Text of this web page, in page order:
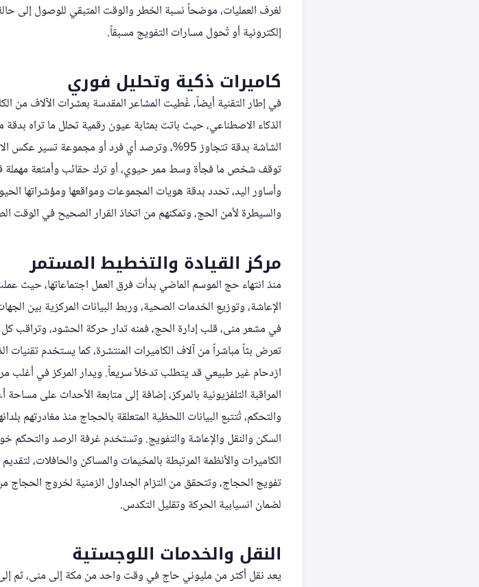
لغرف العمليات، موضحاً نسبة الخطر والوقت المتبقي للوصول إلى حالة
إلكترونية أو تُحول مسارات التفويج مسبقاً.
كاميرات ذكية وتحليل فوري
في إطار التقنية أيضاً، غُطيت المشاعر المقدسة بعشرات الآلاف من
الذكاء الاصطناعي، حيث باتت بمثابة عيون رقمية تحلل ما تراه
الشاشة بدقة تتجاوز 95%، وترصد أي فرد أو مجموعة
توقف شخص ما فجأة وسط ممر حيوي، أو ترك حقائب وأمتعة مهملة
وأساور اليد، تحدد بدقة هويات المجموعات ومواقعها ومؤشراتها
والسيطرة لأمن الحج، وتمكنهم من اتخاذ القرار الصحيح في الوقت
مركز القيادة والتخطيط المستمر
منذ انتهاء حج الموسم الماضي بدأت فرق العمل اجتماعاتها، حيث
الإعاشة، وتوزيع الخدمات الصحية، وربط البيانات المركزية بين
في مشعر منى، قلب إدارة الحج، فمنه تدار حركة الحشود، وتراقب
تعرض بثاً مباشراً من آلاف الكاميرات المنتشرة، كما يستخدم تقنيات
ازدحام غير طبيعي قد يتطلب تدخلاً سريعاً. ويدار المركز في أغلب
المراقبة التلفزيونية بالمركز، إضافة إلى متابعة الأحداث على
والتحكم، تُتتبع البيانات اللحظية المتعلقة بالحجاج منذ مغادرتهم
السكن والنقل والإعاشة والتفويج. وتستخدم غرفة الرصد والتحكم
الكاميرات والأنظمة المرتبطة بالمخيمات والمساكن والحافلات،
تفويج الحجاج، وتتحقق من التزام الجداول الزمنية لخروج الحجاج
لضمان انسيابية الحركة وتقليل التكدس.
النقل والخدمات اللوجستية
يعد نقل أكثر من مليوني حاج في وقت واحد من مكة إلى منى، ثم إلى